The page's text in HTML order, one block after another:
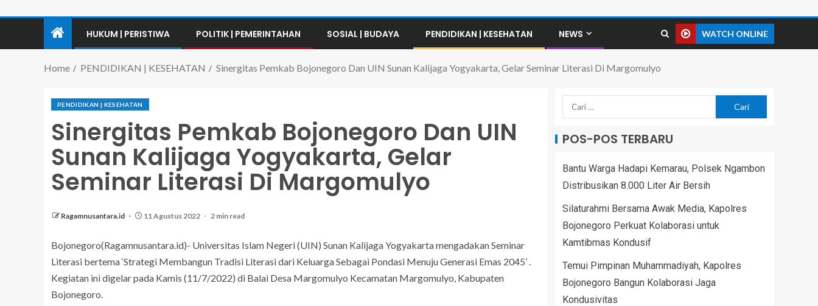
HUKUM | PERISTIWA POLITIK | PEMERINTAHAN SOSIAL | BUDAYA PENDIDIKAN | KESEHATAN NEWS WATCH ONLINE
Home PENDIDIKAN | KESEHATAN Sinergitas Pemkab Bojonegoro Dan UIN Sunan Kalijaga Yogyakarta, Gelar Seminar Literasi Di Margomulyo
PENDIDIKAN | KESEHATAN
Sinergitas Pemkab Bojonegoro Dan UIN
Sunan Kalijaga Yogyakarta, Gelar
Seminar Literasi Di Margomulyo
Ragamnusantara.id 11 Agustus 2022 2 min read
Bojonegoro(Ragamnusantara.id)- Universitas Islam Negeri (UIN) Sunan Kalijaga Yogyakarta mengadakan Seminar
Literasi bertema ‘Strategi Membangun Tradisi Literasi dari Keluarga Sebagai Pondasi Menuju Generasi Emas 2045’ .
Kegiatan ini digelar pada Kamis (11/7/2022) di Balai Desa Margomulyo Kecamatan Margomulyo, Kabupaten
Bojonegoro.
POS-POS TERBARU
Bantu Warga Hadapi Kemarau, Polsek Ngambon
Distribusikan 8.000 Liter Air Bersih
Silaturahmi Bersama Awak Media, Kapolres
Bojonegoro Perkuat Kolaborasi untuk
Kamtibmas Kondusif
Temui Pimpinan Muhammadiyah, Kapolres
Bojonegoro Bangun Kolaborasi Jaga
Kondusivitas